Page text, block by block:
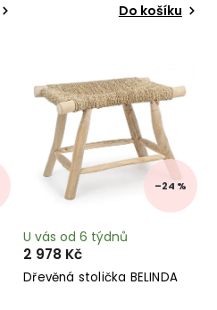
Do košíku
–24 %
Dřevěná stolička BELINDA
U vás od 6 týdnů
2 978 Kč